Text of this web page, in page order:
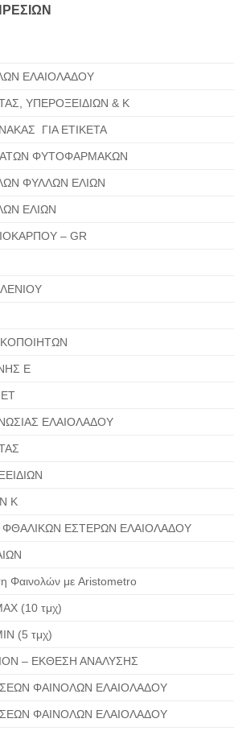
ΕΛΑΙΟΛΑΔΟΥ
ΥΠΕΡΟΞΕΙΔΙΩΝ & Κ
ΓΙΑ ΕΤΙΚΕΤΑ
ΦΥΤΟΦΑΡΜΑΚΩΝ
ΦΥΛΛΩΝ ΕΛΙΩΝ
ΕΛΙΩΝ
– GR
Ε
ΕΛΑΙΟΛΑΔΟΥ
Κ
ΕΣΤΕΡΩΝ ΕΛΑΙΟΛΑΔΟΥ
Φαινολών με Aristometro
(10 τμχ)
(5 τμχ)
– ΕΚΘΕΣΗ ΑΝΑΛΥΣΗΣ
ΦΑΙΝΟΛΩΝ ΕΛΑΙΟΛΑΔΟΥ
ΦΑΙΝΟΛΩΝ ΕΛΑΙΟΛΑΔΟΥ